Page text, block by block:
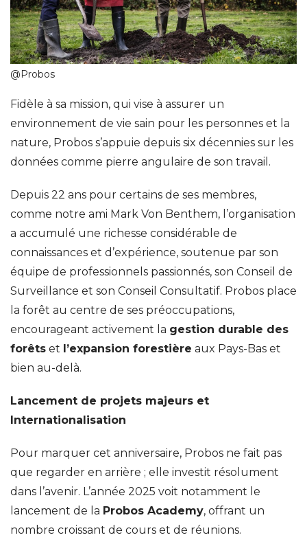
@Probos
Fidèle à sa mission, qui vise à assurer un
environnement de vie sain pour les personnes et la
nature, Probos s’appuie depuis six décennies sur les
données comme pierre angulaire de son travail.
Depuis 22 ans pour certains de ses membres,
comme notre ami Mark Von Benthem, l’organisation
a accumulé une richesse considérable de
connaissances et d’expérience, soutenue par son
équipe de professionnels passionnés, son Conseil de
Surveillance et son Conseil Consultatif. Probos place
la forêt au centre de ses préoccupations,
encourageant activement la gestion durable des
forêts et l’expansion forestière aux Pays-Bas et
bien au-delà.
Lancement de projets majeurs et
Internationalisation
Pour marquer cet anniversaire, Probos ne fait pas
que regarder en arrière ; elle investit résolument
dans l’avenir. L’année 2025 voit notamment le
lancement de la Probos Academy, offrant un
nombre croissant de cours et de réunions.